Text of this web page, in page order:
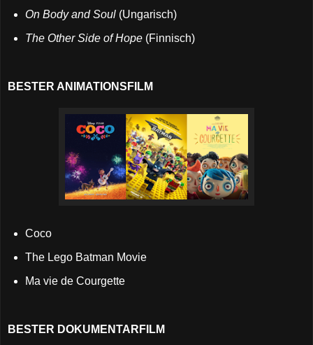
On Body and Soul (Ungarisch)
The Other Side of Hope (Finnisch)
BESTER ANIMATIONSFILM
Coco
The Lego Batman Movie
Ma vie de Courgette
BESTER DOKUMENTARFILM